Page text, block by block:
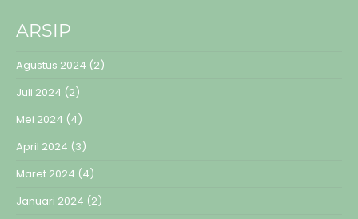
ARSIP
Agustus 2024 (2)
Juli 2024 (2)
Mei 2024 (4)
April 2024 (3)
Maret 2024 (4)
Januari 2024 (2)